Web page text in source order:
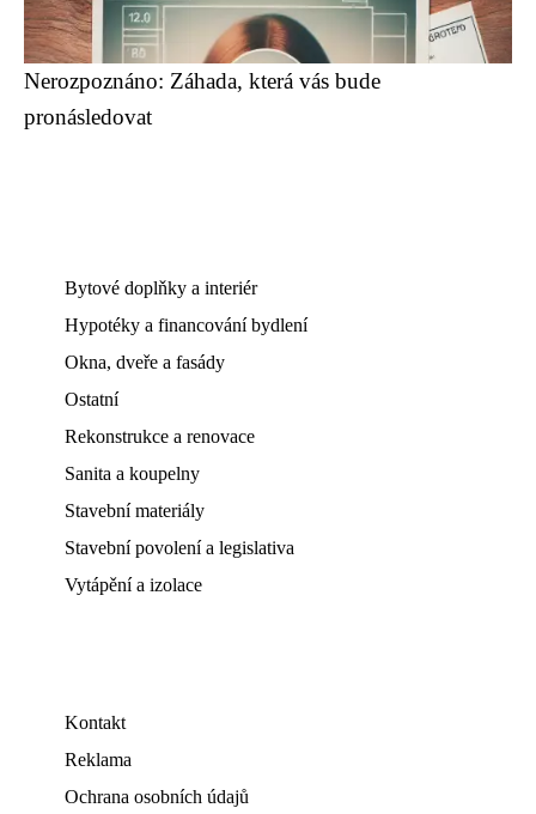
Nerozpoznáno: Záhada, která vás bude
pronásledovat
Bytové doplňky a interiér
Hypotéky a financování bydlení
Okna, dveře a fasády
Ostatní
Rekonstrukce a renovace
Sanita a koupelny
Stavební materiály
Stavební povolení a legislativa
Vytápění a izolace
Kontakt
Reklama
Ochrana osobních údajů